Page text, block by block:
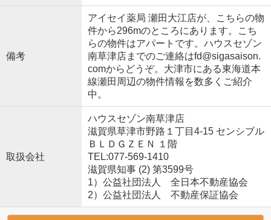
備考
アイセイ薬局 瀬田大江店が、こちらの物
件から296mのところにあります。こち
らの物件はアパートです。ハウスセゾン
南草津店までのご連絡はfd@sigasaison.
comからどうぞ。大津市にある東海道本
線瀬田周辺の物件情報を数多くご紹介
中。
取扱会社
ハウスセゾン南草津店
滋賀県草津市野路１丁目4-15 センシブル
ＢＬＤＧＺＥＮ １階
TEL:077-569-1410
滋賀県知事 (2) 第3599号
1）公益社団法人 全日本不動産協会
2）公益社団法人 不動産保証協会